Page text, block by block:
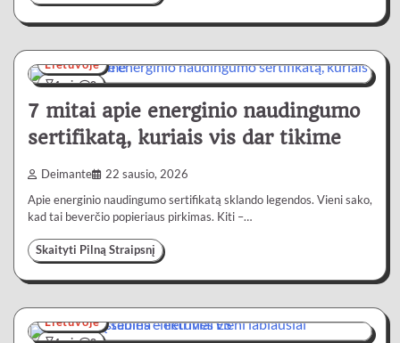
4 min 0
Lietuvoje
7 mitai apie energinio naudingumo
sertifikatą, kuriais vis dar tikime
Deimante 22 sausio, 2026
Apie energinio naudingumo sertifikatą sklando legendos. Vieni sako,
kad tai beverčio popieriaus pirkimas. Kiti –…
Skaityti Pilną Straipsnį
Lietuvoje